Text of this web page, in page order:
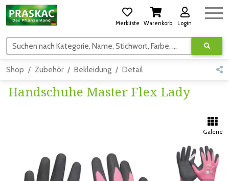
Merkliste Warenkorb Login
Suchen nach Kategorie, Name, Stichwort, Farbe, usw.
Shop Zubehör Bekleidung Detail
Handschuhe Master Flex Lady
Galerie